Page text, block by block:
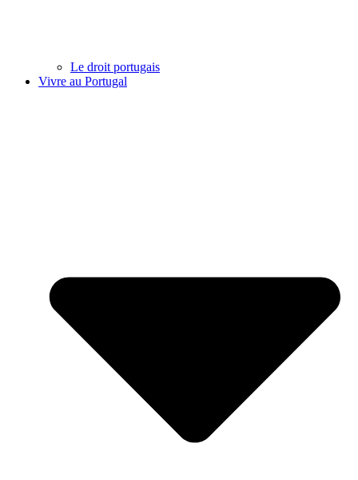
Le droit portugais
Vivre au Portugal